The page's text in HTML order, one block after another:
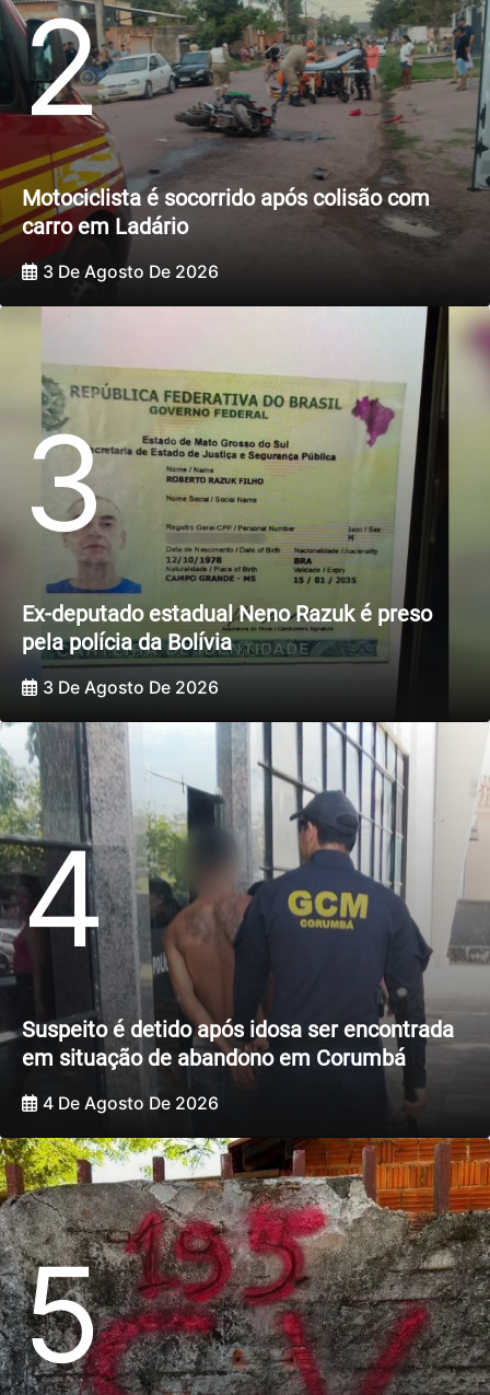
2
Motociclista é socorrido após colisão com
carro em Ladário
3 De Agosto De 2026
3
Ex-deputado estadual Neno Razuk é preso
pela polícia da Bolívia
3 De Agosto De 2026
4
Suspeito é detido após idosa ser encontrada
em situação de abandono em Corumbá
4 De Agosto De 2026
5